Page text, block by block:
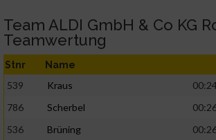
Team ALDI GmbH & Co KG
Teamwertung
Stnr Name
539 Kraus
786
Scherbel
536
Brüning